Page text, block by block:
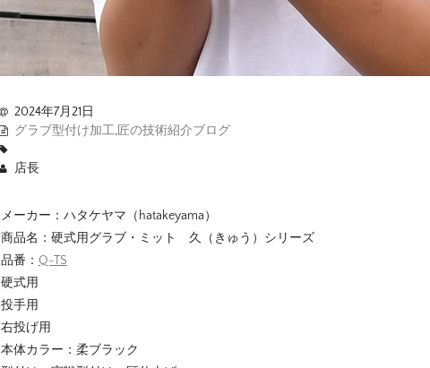
2024年7月21日
グラブ型付け加工,匠の技術紹介ブログ
店長
メーカー：ハタケヤマ（hatakeyama）
商品名：硬式用グラブ・ミット 久（きゅう）シリーズ
品番： Q-TS
硬式用
投手用
右投げ用
本体カラー：柔ブラック